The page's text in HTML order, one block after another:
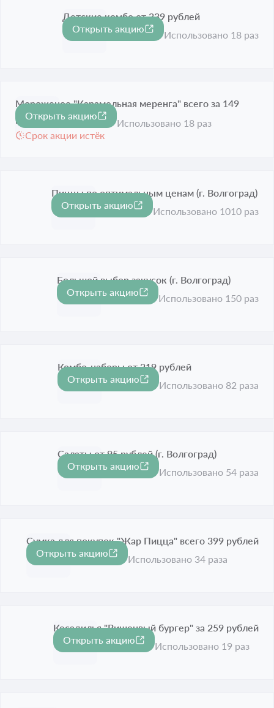
Детские комбо от 339 рублей
Срок акции истёк
Открыть акцию
Использовано 18 раз
Мороженое "Карамельная меренга" всего за 149
рублей
Срок акции истёк
Открыть акцию
Использовано 18 раз
Пиццы по оптимальным ценам (г. Волгоград)
Срок акции истёк
Открыть акцию
Использовано 1010 раз
Большой выбор закусок (г. Волгоград)
Срок акции истёк
Открыть акцию
Использовано 150 раз
Комбо-наборы от 219 рублей
Срок акции истёк
Открыть акцию
Использовано 82 раза
Салаты от 95 рублей (г. Волгоград)
Срок акции истёк
Открыть акцию
Использовано 54 раза
Сумка для покупок "Жар Пицца" всего 399 рублей
Срок акции истёк
Открыть акцию
Использовано 34 раза
Кесадилья "Вишенвый бургер" за 259 рублей
Срок акции истёк
Открыть акцию
Использовано 19 раз